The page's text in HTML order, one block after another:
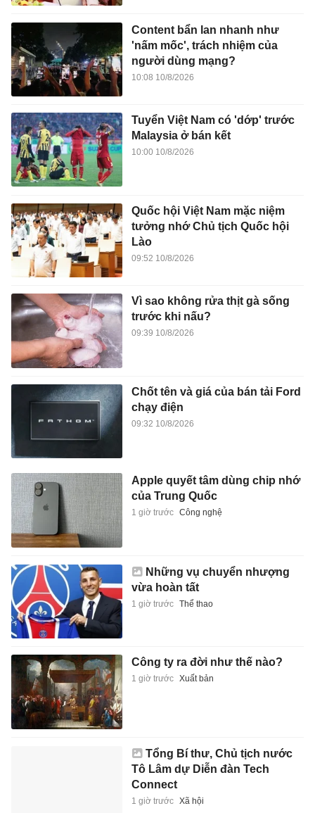
Content bẩn lan nhanh như
'nấm mốc', trách nhiệm của
người dùng mạng?
10:08 10/8/2026
Tuyển Việt Nam có 'dớp' trước
Malaysia ở bán kết
10:00 10/8/2026
Quốc hội Việt Nam mặc niệm
tưởng nhớ Chủ tịch Quốc hội
Lào
09:52 10/8/2026
Vì sao không rửa thịt gà sống
trước khi nấu?
09:39 10/8/2026
Chốt tên và giá của bán tải Ford
chạy điện
09:32 10/8/2026
Apple quyết tâm dùng chip nhớ
của Trung Quốc
1 giờ trước Công nghệ
Những vụ chuyển nhượng
vừa hoàn tất
1 giờ trước Thể thao
Công ty ra đời như thế nào?
1 giờ trước Xuất bản
Tổng Bí thư, Chủ tịch nước
Tô Lâm dự Diễn đàn Tech
Connect
1 giờ trước Xã hội